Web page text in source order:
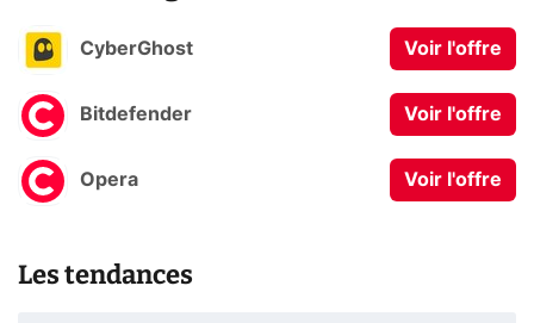
CyberGhost Voir l'offre
Bitdefender Voir l'offre
Opera Voir l'offre
Les tendances